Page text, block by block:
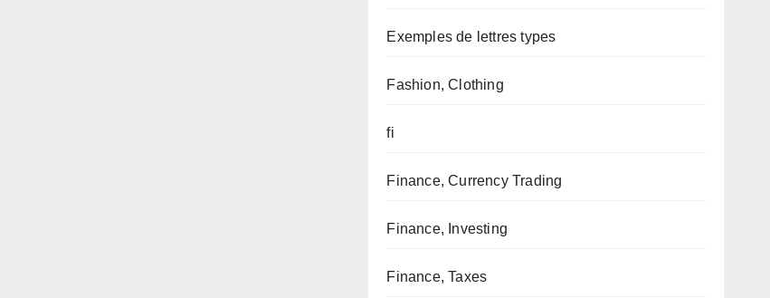
Exemples de lettres types
Fashion, Clothing
fi
Finance, Currency Trading
Finance, Investing
Finance, Taxes